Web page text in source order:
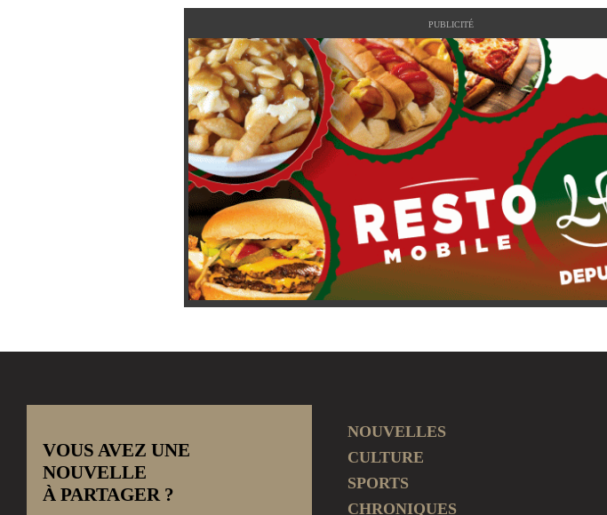
PUBLICITÉ
VOUS AVEZ UNE
NOUVELLE
À PARTAGER ?
NOUVELLES
CULTURE
SPORTS
CHRONIQUES